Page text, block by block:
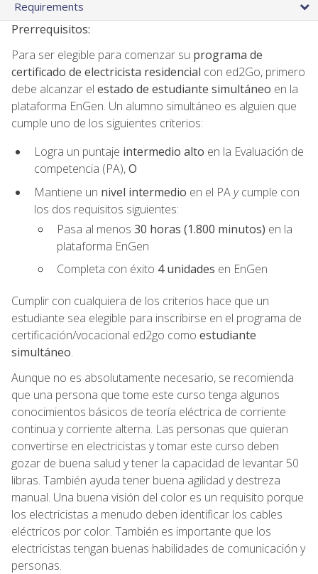
Requirements
Prerrequisitos:
Para ser elegible para comenzar su programa de
certificado de electricista residencial con ed2Go, primero
debe alcanzar el estado de estudiante simultáneo en la
plataforma EnGen. Un alumno simultáneo es alguien que
cumple uno de los siguientes criterios:
Logra un puntaje intermedio alto en la Evaluación de
competencia (PA),O
Mantiene un nivel intermedio en el PAycumple con
los dos requisitos siguientes:
Pasa al menos 30 horas (1.800 minutos) en la
plataforma EnGen
Completa con éxito 4 unidades en EnGen
Cumplir con cualquiera de los criterios hace que un
estudiante sea elegible para inscribirse en el programa de
certificación/vocacional ed2go como estudiante
simultáneo.
Aunque no es absolutamente necesario, se recomienda
que una persona que tome este curso tenga algunos
conocimientos básicos de teoría eléctrica de corriente
continua y corriente alterna. Las personas que quieran
convertirse en electricistas y tomar este curso deben
gozar de buena salud y tener la capacidad de levantar 50
libras. También ayuda tener buena agilidad y destreza
manual. Una buena visión del color es un requisito porque
los electricistas a menudo deben identificar los cables
eléctricos por color. También es importante que los
electricistas tengan buenas habilidades de comunicación y
personas.